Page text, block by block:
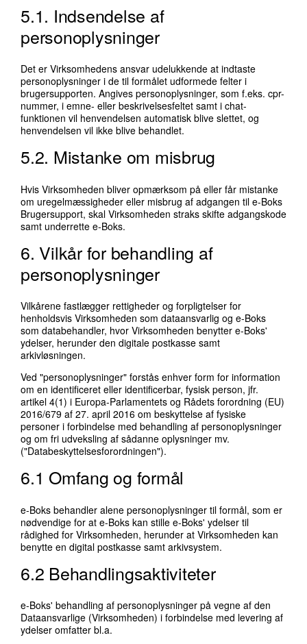
5.1. Indsendelse af
personoplysninger
Det er Virksomhedens ansvar udelukkende at indtaste
personoplysninger i de til formålet udformede felter i
brugersupporten. Angives personoplysninger, som f.eks. cpr-
nummer, i emne- eller beskrivelsesfeltet samt i chat-
funktionen vil henvendelsen automatisk blive slettet, og
henvendelsen vil ikke blive behandlet.
5.2. Mistanke om misbrug
Hvis Virksomheden bliver opmærksom på eller får mistanke
om uregelmæssigheder eller misbrug af adgangen til e-Boks
Brugersupport, skal Virksomheden straks skifte adgangskode
samt underrette e-Boks.
6. Vilkår for behandling af
personoplysninger
Vilkårene fastlægger rettigheder og forpligtelser for
henholdsvis Virksomheden som dataansvarlig og e-Boks
som databehandler, hvor Virksomheden benytter e-Boks'
ydelser, herunder den digitale postkasse samt
arkivløsningen.
Ved "personoplysninger" forstås enhver form for information
om en identificeret eller identificerbar, fysisk person, jfr.
artikel 4(1) i Europa-Parlamentets og Rådets forordning (EU)
2016/679 af 27. april 2016 om beskyttelse af fysiske
personer i forbindelse med behandling af personoplysninger
og om fri udveksling af sådanne oplysninger mv.
("Databeskyttelsesforordningen").
6.1 Omfang og formål
e-Boks behandler alene personoplysninger til formål, som er
nødvendige for at e-Boks kan stille e-Boks' ydelser til
rådighed for Virksomheden, herunder at Virksomheden kan
benytte en digital postkasse samt arkivsystem.
6.2 Behandlingsaktiviteter
e-Boks' behandling af personoplysninger på vegne af den
Dataansvarlige (Virksomheden) i forbindelse med levering af
ydelser omfatter bl.a.